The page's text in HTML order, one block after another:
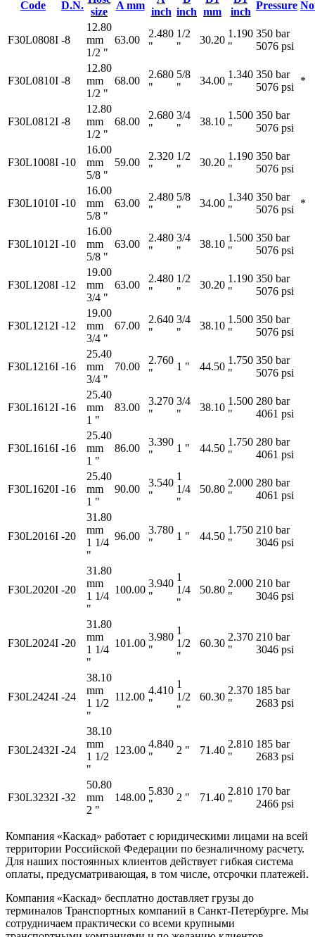
Code D.N.
size
A mm
inch inch mm
inch
Pressure
F30L0808I -8
12.80
mm
1/2 "
63.00
2.480
"
1/2
"
30.20
1.190
"
350 bar
5076 psi
F30L0810I -8
12.80
mm
1/2 "
68.00
2.680
"
5/8
"
34.00
1.340
"
350 bar
5076 psi
*
F30L0812I -8
12.80
mm
1/2 "
68.00
2.680
"
3/4
"
38.10
1.500
"
350 bar
5076 psi
F30L1008I -10
16.00
mm
5/8 "
59.00
2.320
"
1/2
"
30.20
1.190
"
350 bar
5076 psi
F30L1010I -10
16.00
mm
5/8 "
63.00
2.480
"
5/8
"
34.00
1.340
"
350 bar
5076 psi
*
F30L1012I -10
16.00
mm
5/8 "
63.00
2.480
"
3/4
"
38.10
1.500
"
350 bar
5076 psi
F30L1208I -12
19.00
mm
3/4 "
63.00
2.480
"
1/2
"
30.20
1.190
"
350 bar
5076 psi
F30L1212I -12
19.00
mm
3/4 "
67.00
2.640
"
3/4
"
38.10
1.500
"
350 bar
5076 psi
F30L1216I -16
25.40
mm
3/4 "
70.00
2.760
"
1 " 44.50
1.750
"
350 bar
5076 psi
F30L1612I -16
25.40
mm
1 "
83.00
3.270
"
3/4
"
38.10
1.500
"
280 bar
4061 psi
F30L1616I -16
25.40
mm
1 "
86.00
3.390
"
1 " 44.50
1.750
"
280 bar
4061 psi
F30L1620I -16
25.40
mm
1 "
90.00
3.540
"
1
1/4
"
50.80
2.000
"
280 bar
4061 psi
F30L2016I -20
31.80
mm
1 1/4
"
96.00
3.780
"
1 " 44.50
1.750
"
210 bar
3046 psi
F30L2020I -20
31.80
mm
1 1/4
"
100.00
3.940
"
1
1/4
"
50.80
2.000
"
210 bar
3046 psi
F30L2024I -20
31.80
mm
1 1/4
"
101.00
3.980
"
1
1/2
"
60.30
2.370
"
210 bar
3046 psi
F30L2424I -24
38.10
mm
1 1/2
"
112.00
4.410
"
1
1/2
"
60.30
2.370
"
185 bar
2683 psi
F30L2432I -24
38.10
mm
1 1/2
"
123.00
4.840
"
2 " 71.40
2.810
"
185 bar
2683 psi
F30L3232I -32
50.80
mm
2 "
148.00
5.830
"
2 " 71.40
2.810
"
170 bar
2466 psi
Компания «Каскад» работает с юридическими лицами на всей
территории Российской Федерации по безналичному расчету.
Для наших постоянных клиентов действует гибкая система
оплаты, предусматривающая, в том числе, отсрочки платежей.
Компания «Каскад» бесплатно доставляет грузы до
терминалов Транспортных компаний в Санкт-Петербурге. Мы
сотрудничаем практически со всеми крупными